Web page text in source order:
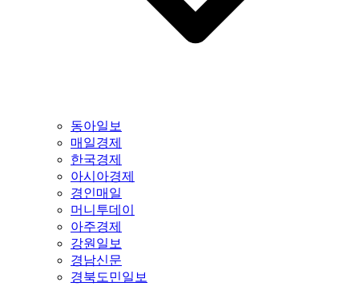
동아일보
매일경제
한국경제
아시아경제
경인매일
머니투데이
아주경제
강원일보
경남신문
경북도민일보